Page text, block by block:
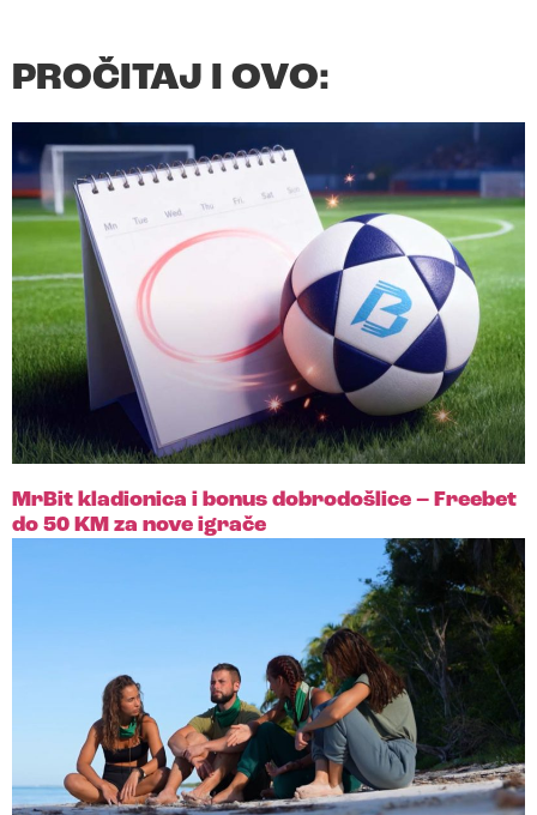
PROČITAJ I OVO:
MrBit kladionica i bonus dobrodošlice – Freebet
do 50 KM za nove igrače